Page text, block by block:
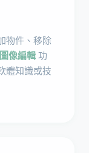
物件、移除
像編輯 功
體知識或技